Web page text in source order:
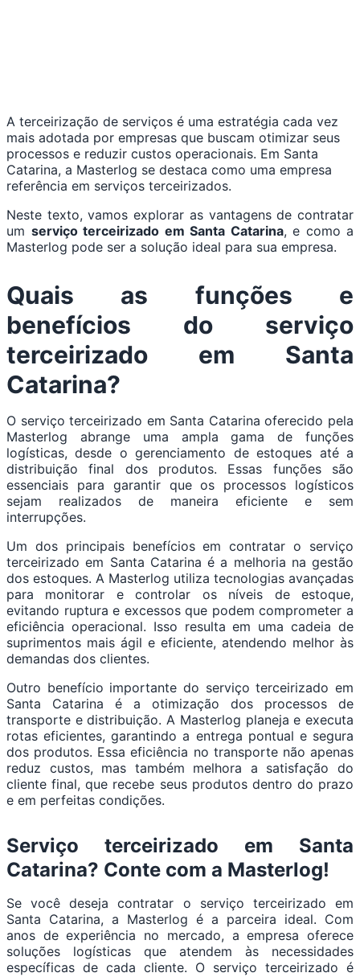
A terceirização de serviços é uma estratégia cada vez
mais adotada por empresas que buscam otimizar seus
processos e reduzir custos operacionais. Em Santa
Catarina, a Masterlog se destaca como uma empresa
referência em serviços terceirizados.
Neste texto, vamos explorar as vantagens de contratar
um serviço terceirizado em Santa Catarina, e como a
Masterlog pode ser a solução ideal para sua empresa.
Quais as funções e
benefícios do serviço
terceirizado em Santa
Catarina?
O serviço terceirizado em Santa Catarina oferecido pela
Masterlog abrange uma ampla gama de funções
logísticas, desde o gerenciamento de estoques até a
distribuição final dos produtos. Essas funções são
essenciais para garantir que os processos logísticos
sejam realizados de maneira eficiente e sem
interrupções.
Um dos principais benefícios em contratar o serviço
terceirizado em Santa Catarina é a melhoria na gestão
dos estoques. A Masterlog utiliza tecnologias avançadas
para monitorar e controlar os níveis de estoque,
evitando ruptura e excessos que podem comprometer a
eficiência operacional. Isso resulta em uma cadeia de
suprimentos mais ágil e eficiente, atendendo melhor às
demandas dos clientes.
Outro benefício importante do serviço terceirizado em
Santa Catarina é a otimização dos processos de
transporte e distribuição. A Masterlog planeja e executa
rotas eficientes, garantindo a entrega pontual e segura
dos produtos. Essa eficiência no transporte não apenas
reduz custos, mas também melhora a satisfação do
cliente final, que recebe seus produtos dentro do prazo
e em perfeitas condições.
Serviço terceirizado em Santa
Catarina? Conte com a Masterlog!
Se você deseja contratar o serviço terceirizado em
Santa Catarina, a Masterlog é a parceira ideal. Com
anos de experiência no mercado, a empresa oferece
soluções logísticas que atendem às necessidades
específicas de cada cliente. O serviço terceirizado é